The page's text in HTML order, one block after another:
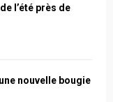
l’été près de
nouvelle bougie